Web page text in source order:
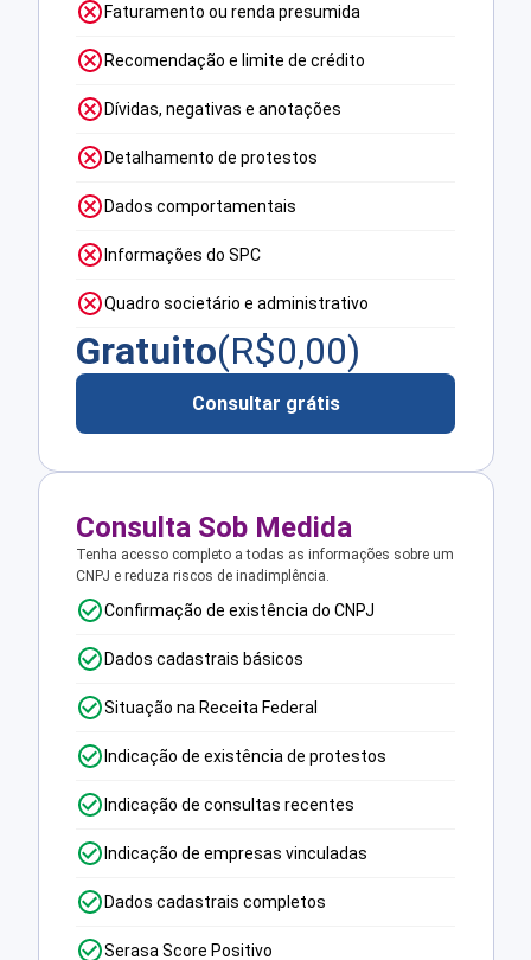
Faturamento ou renda presumida
Recomendação e limite de crédito
Dívidas, negativas e anotações
Detalhamento de protestos
Dados comportamentais
Informações do SPC
Quadro societário e administrativo
Gratuito(R$0,00)
Consultar grátis
Consulta Sob Medida
Tenha acesso completo a todas as informações sobre um
CNPJ e reduza riscos de inadimplência.
Confirmação de existência do CNPJ
Dados cadastrais básicos
Situação na Receita Federal
Indicação de existência de protestos
Indicação de consultas recentes
Indicação de empresas vinculadas
Dados cadastrais completos
Serasa Score Positivo